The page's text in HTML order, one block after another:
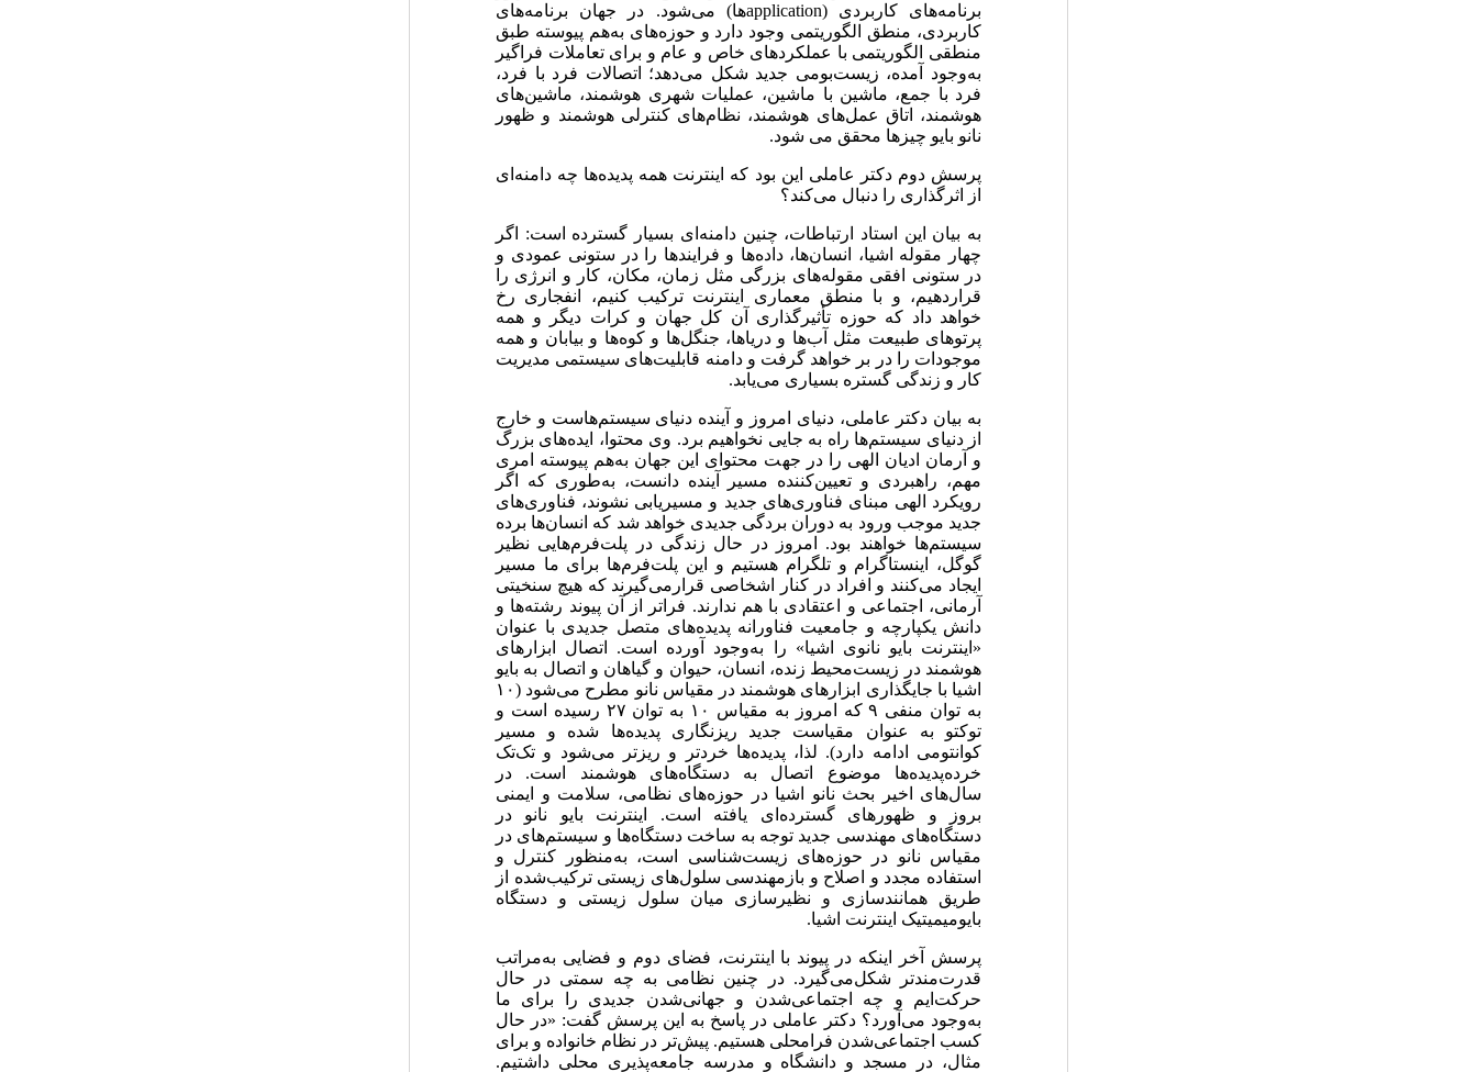
برنامه‌های کاربردی (applicationها) می‌شود. در جهان برنامه‌های
کاربردی، منطق الگوریتمی وجود دارد و حوزه‌های به‌هم پیوسته طبق
منطقی الگوریتمی با عملکردهای خاص و عام و برای تعاملات فراگیر
به‌وجود آمده، زیست‌بومی جدید شکل می‌دهد؛ اتصالات فرد با فرد،
فرد با جمع، ماشین با ماشین، عملیات شهری هوشمند، ماشین‌های
هوشمند، اتاق عمل‌های هوشمند، نظام‌های کنترلی هوشمند و ظهور
نانو بایو چیزها محقق می شود.
پرسش دوم دکتر عاملی این بود که اینترنت همه پدیده‌ها چه دامنه‌ای
از اثرگذاری را دنبال می‌کند؟
به بیان این استاد ارتباطات، چنین دامنه‌‌ای بسیار گسترده است: اگر
چهار مقوله اشیا، انسان‌ها، داده‌ها و فرایندها را در ستونی عمودی و
در ستونی افقی مقوله‌های بزرگی مثل زمان، مکان، کار و انرژی را
قراردهیم، و با منطق معماری اینترنت ترکیب کنیم، انفجاری رخ
خواهد داد که حوزه تأثیرگذاری آن کل جهان و کرات دیگر و همه
پرتوهای طبیعت مثل آب‌ها و دریاها، جنگل‌ها و کوه‌ها و بیابان و همه
موجودات را در بر خواهد گرفت و دامنه قابلیت‌های سیستمی مدیریت
کار و زندگی گستره بسیاری می‌یابد.
به بیان دکتر عاملی، دنیای امروز و آینده دنیای سیستم‌هاست و خارج
از دنیای سیستم‌ها راه به جایی نخواهیم برد. وی محتوا، ایده‌های بزرگ
و آرمان ادیان الهی را در جهت محتوای این جهان به‌هم پیوسته امری
مهم، راهبردی و تعیین‌کننده مسیر آینده دانست، به‌طوری که اگر
رویکرد الهی مبنای فناوری‌های جدید و مسیریابی نشوند، فناوری‌های
جدید موجب ورود به دوران بردگی جدیدی خواهد شد که انسان‌ها برده
سیستم‌ها خواهند بود. امروز در حال زندگی در پلت‌فرم‌هایی نظیر
گوگل، اینستاگرام و تلگرام هستیم و این پلت‌فرم‌ها برای ما مسیر
ایجاد می‌کنند و افراد در کنار اشخاصی قرارمی‌گیرند که هیچ سنخیتی
آرمانی، اجتماعی و اعتقادی با هم ندارند. فراتر از آن پیوند رشته‌ها و
دانش یکپارچه و جامعیت فناورانه پدیده‌های متصل جدیدی با عنوان
«اینترنت بایو نانوی اشیا» را به‌وجود آورده است. اتصال ابزارهای
هوشمند در زیست‌محیط زنده، انسان، حیوان و گیاهان و اتصال به بایو
اشیا با جایگذاری ابزارهای هوشمند در مقیاس نانو مطرح می‌شود (۱۰
به توان منفی ۹ که امروز به مقیاس ۱۰ به توان ۲۷ رسیده است و
توکتو به عنوان مقیاست جدید ریزنگاری پدیده‌ها شده و مسیر
کوانتومی ادامه دارد). لذا، پدیده‌ها خردتر و ریزتر می‌شود و تک‌تک
خرده‌پدیده‌ها موضوع اتصال به دستگاه‌های هوشمند است. در
سال‌های اخیر بحث نانو اشیا در حوزه‌های نظامی، سلامت و ایمنی
بروز و ظهورهای گسترده‌ای یافته است. اینترنت بایو نانو در
دستگاه‌های مهندسی جدید توجه به ساخت دستگاه‌ها و سیستم‌های در
مقیاس نانو در حوزه‌های زیست‌شناسی است، به‌منظور کنترل و
استفاده مجدد و اصلاح و بازمهندسی سلول‌های زیستی ترکیب‌شده از
طریق همانندسازی و نظیرسازی میان سلول زیستی و دستگاه
بایومیمیتیک اینترنت اشیا.
پرسش آخر اینکه در پیوند با اینترنت، فضای دوم و فضایی به‌مراتب
قدرت‌مندتر شکل‌می‌گیرد. در چنین نظامی به چه سمتی در حال
حرکت‌ایم و چه اجتماعی‌شدن و جهانی‌شدن جدیدی را برای ما
به‌وجود می‌آورد؟ دکتر عاملی در پاسخ به این پرسش گفت: «در حال
کسب اجتماعی‌شدن فرامحلی هستیم. پیش‌تر در نظام خانواده و برای
مثال، در مسجد و دانشگاه و مدرسه جامعه‌پذیری محلی داشتیم.